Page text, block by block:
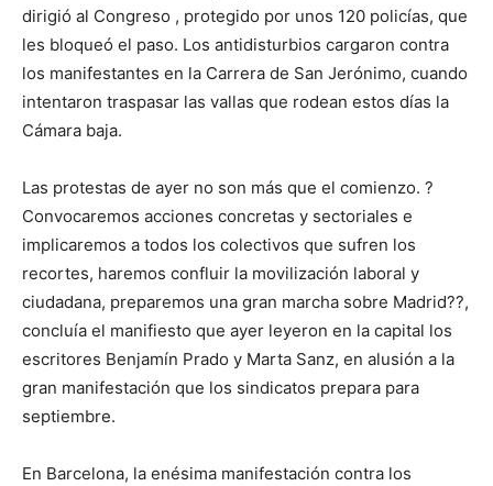
dirigió al Congreso , protegido por unos 120 policías, que
les bloqueó el paso. Los antidisturbios cargaron contra
los manifestantes en la Carrera de San Jerónimo, cuando
intentaron traspasar las vallas que rodean estos días la
Cámara baja.
Las protestas de ayer no son más que el comienzo. ?
Convocaremos acciones concretas y sectoriales e
implicaremos a todos los colectivos que sufren los
recortes, haremos confluir la movilización laboral y
ciudadana, preparemos una gran marcha sobre Madrid??,
concluía el manifiesto que ayer leyeron en la capital los
escritores Benjamín Prado y Marta Sanz, en alusión a la
gran manifestación que los sindicatos prepara para
septiembre.
En Barcelona, la enésima manifestación contra los